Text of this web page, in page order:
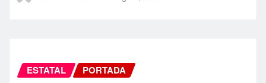
ESTATAL PORTADA